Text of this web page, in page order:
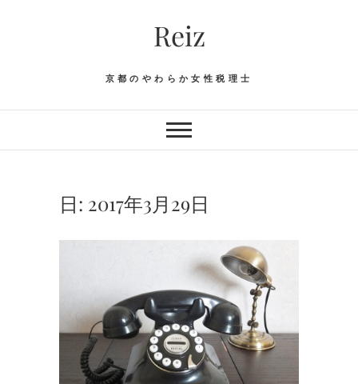
Reiz
京都のやわらか女性税理士
日: 2017年3月29日